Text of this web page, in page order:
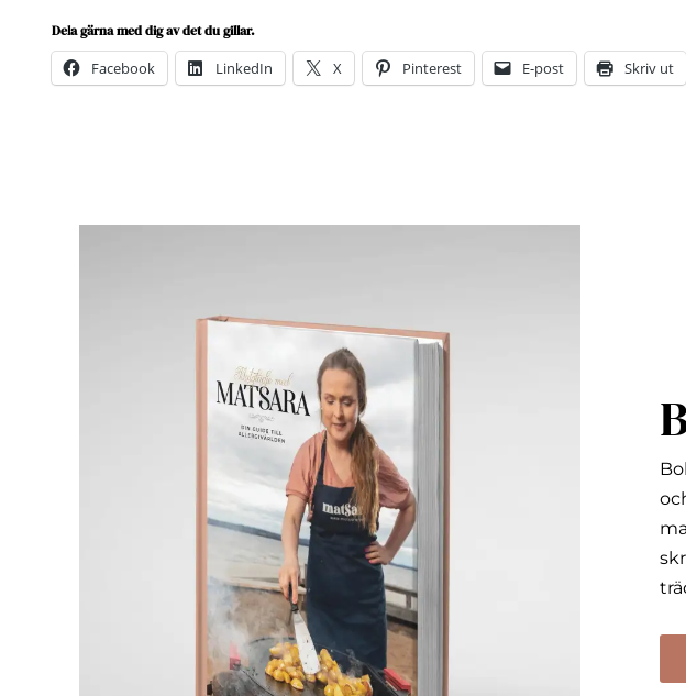
Dela gärna med dig av det du gillar.
Facebook LinkedIn X Pinterest E-post Skriv ut